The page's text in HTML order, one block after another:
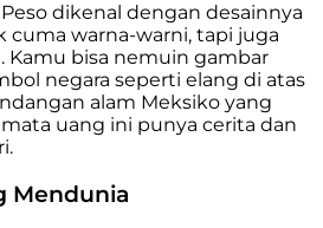
dikenal dengan desainnya
cuma warna-warni, tapi juga
Kamu bisa nemuin gambar
negara seperti elang di atas
alam Meksiko yang
uang ini punya cerita dan
Mendunia